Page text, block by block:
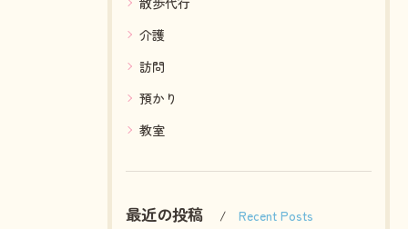
介護
訪問
預かり
教室
最近の投稿 Recent Posts